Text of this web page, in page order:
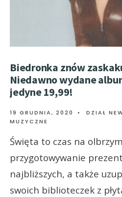
Biedronka znów
Niedawno wydane
jedyne 19,99!
19 GRUDNIA, 2020 • DZIAŁ
MUZYCZNE
Święta to czas na
przygotowywanie
najbliższych, a także
swoich biblioteczek z